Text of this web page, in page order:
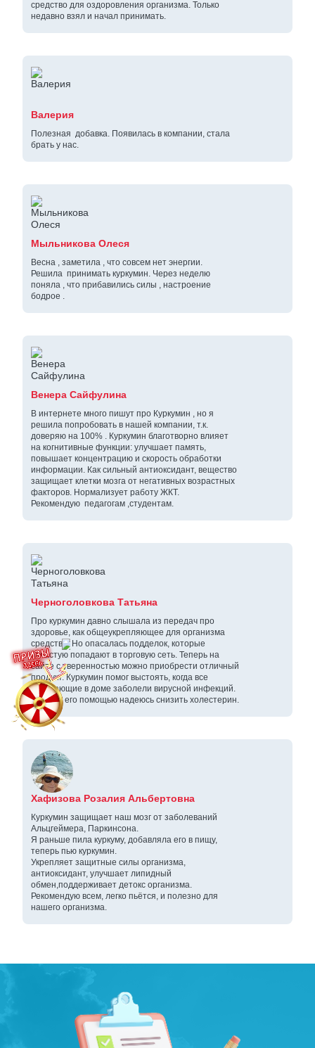
средство для оздоровления организма. Только
недавно взял и начал принимать.
Валерия
Полезная добавка. Появилась в компании, стала
брать у нас.
Мыльникова Олеся
Весна , заметила , что совсем нет энергии.
Решила принимать куркумин. Через неделю
поняла , что прибавились силы , настроение
бодрое .
Венера Сайфулина
В интернете много пишут про Куркумин , но я
решила попробовать в нашей компании, т.к.
доверяю на 100% . Куркумин благотворно влияет
на когнитивные функции: улучшает память,
повышает концентрацию и скорость обработки
информации. Как сильный антиоксидант, вещество
защищает клетки мозга от негативных возрастных
факторов. Нормализует работу ЖКТ.
Рекомендую педагогам ,студентам.
Черноголовкова Татьяна
Про куркумин давно слышала из передач про
здоровье, как общеукрепляющее для организма
средство. Но опасалась подделок, которые
зачастую попадают в торговую сеть. Теперь на
сайте с уверенностью можно приобрести отличный
продукт. Куркумин помог выстоять, когда все
окружающие в доме заболели вирусной инфекций.
И ещё с его помощью надеюсь снизить холестерин.
Хафизова Розалия Альбертовна
Куркумин защищает наш мозг от заболеваний
Альцгеймера, Паркинсона.
Я раньше пила куркуму, добавляла его в пищу,
теперь пью куркумин.
Укрепляет защитные силы организма,
антиоксидант, улучшает липидный
обмен,поддерживает детокс организма.
Рекомендую всем, легко пьётся, и полезно для
нашего организма.